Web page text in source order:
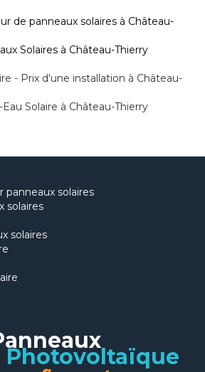
de panneaux solaires à Château-
Solaires à Château-Thierry
- Prix d'une installation à Château-
Solaire à Château-Thierry
panneaux solaires
solaires
solaires
Photovoltaïque